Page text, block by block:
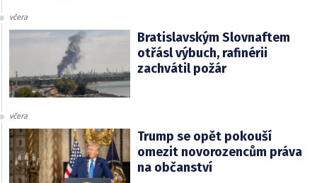
včera
Bratislavským Slovnaftem
otřásl výbuch, rafinérii
zachvátil požár
včera
Trump se opět pokouší
omezit novorozencům práva
na občanství